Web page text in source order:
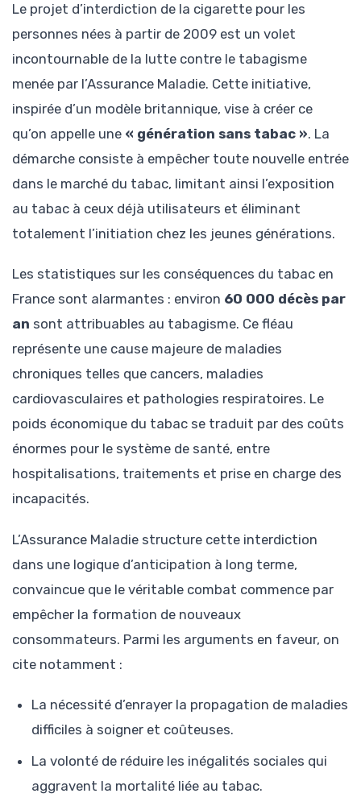
Le projet d’interdiction de la cigarette pour les
personnes nées à partir de 2009 est un volet
incontournable de la lutte contre le tabagisme
menée par l’Assurance Maladie. Cette initiative,
inspirée d’un modèle britannique, vise à créer ce
qu’on appelle une « génération sans tabac ». La
démarche consiste à empêcher toute nouvelle entrée
dans le marché du tabac, limitant ainsi l’exposition
au tabac à ceux déjà utilisateurs et éliminant
totalement l’initiation chez les jeunes générations.
Les statistiques sur les conséquences du tabac en
France sont alarmantes : environ 60 000 décès par
an sont attribuables au tabagisme. Ce fléau
représente une cause majeure de maladies
chroniques telles que cancers, maladies
cardiovasculaires et pathologies respiratoires. Le
poids économique du tabac se traduit par des coûts
énormes pour le système de santé, entre
hospitalisations, traitements et prise en charge des
incapacités.
L’Assurance Maladie structure cette interdiction
dans une logique d’anticipation à long terme,
convaincue que le véritable combat commence par
empêcher la formation de nouveaux
consommateurs. Parmi les arguments en faveur, on
cite notamment :
La nécessité d’enrayer la propagation de maladies
difficiles à soigner et coûteuses.
La volonté de réduire les inégalités sociales qui
aggravent la mortalité liée au tabac.